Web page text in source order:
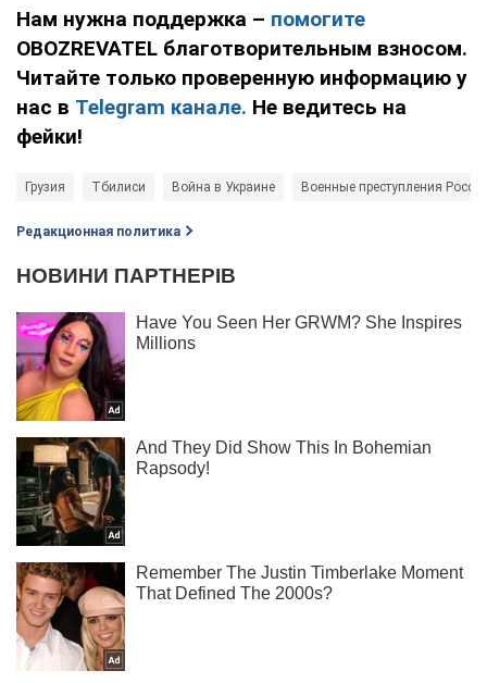
Нам нужна поддержка – помогите
OBOZREVATEL благотворительным взносом.
Читайте только проверенную информацию у
нас в Telegram канале. Не ведитесь на
фейки!
Грузия Тбилиси Война в Украине Военные преступления
Редакционная политика